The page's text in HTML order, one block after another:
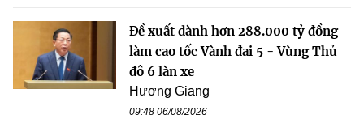
Đề xuất dành hơn 288.000 tỷ đồng
làm cao tốc Vành đai 5 - Vùng Thủ
đô 6 làn xe
Hương Giang
09:48 06/08/2026